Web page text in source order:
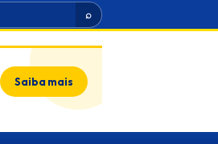
⌕
Saiba mais